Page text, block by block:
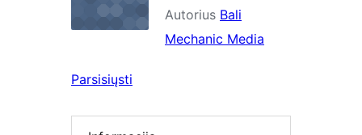
Autorius Bali
Mechanic Media
Parsisiųsti